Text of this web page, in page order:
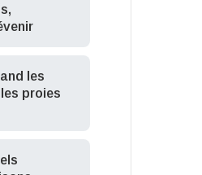
les
proies